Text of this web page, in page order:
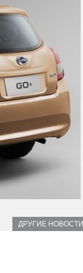
ДРУГИЕ НОВОСТИ